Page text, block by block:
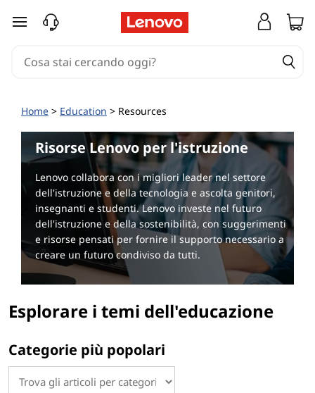
Rpassa a contenuto principale
Home > Education > Resources
Risorse Lenovo per l'istruzione
Lenovo collabora con i migliori leader nel settore
dell'istruzione e della tecnologia e ascolta genitori,
insegnanti e studenti. Lenovo investe nel futuro
dell'istruzione e della sostenibilità, con suggerimenti
e risorse pensati per fornire il supporto necessario a
creare un futuro condiviso da tutti.
Esplorare i temi dell'educazione
Categorie più popolari